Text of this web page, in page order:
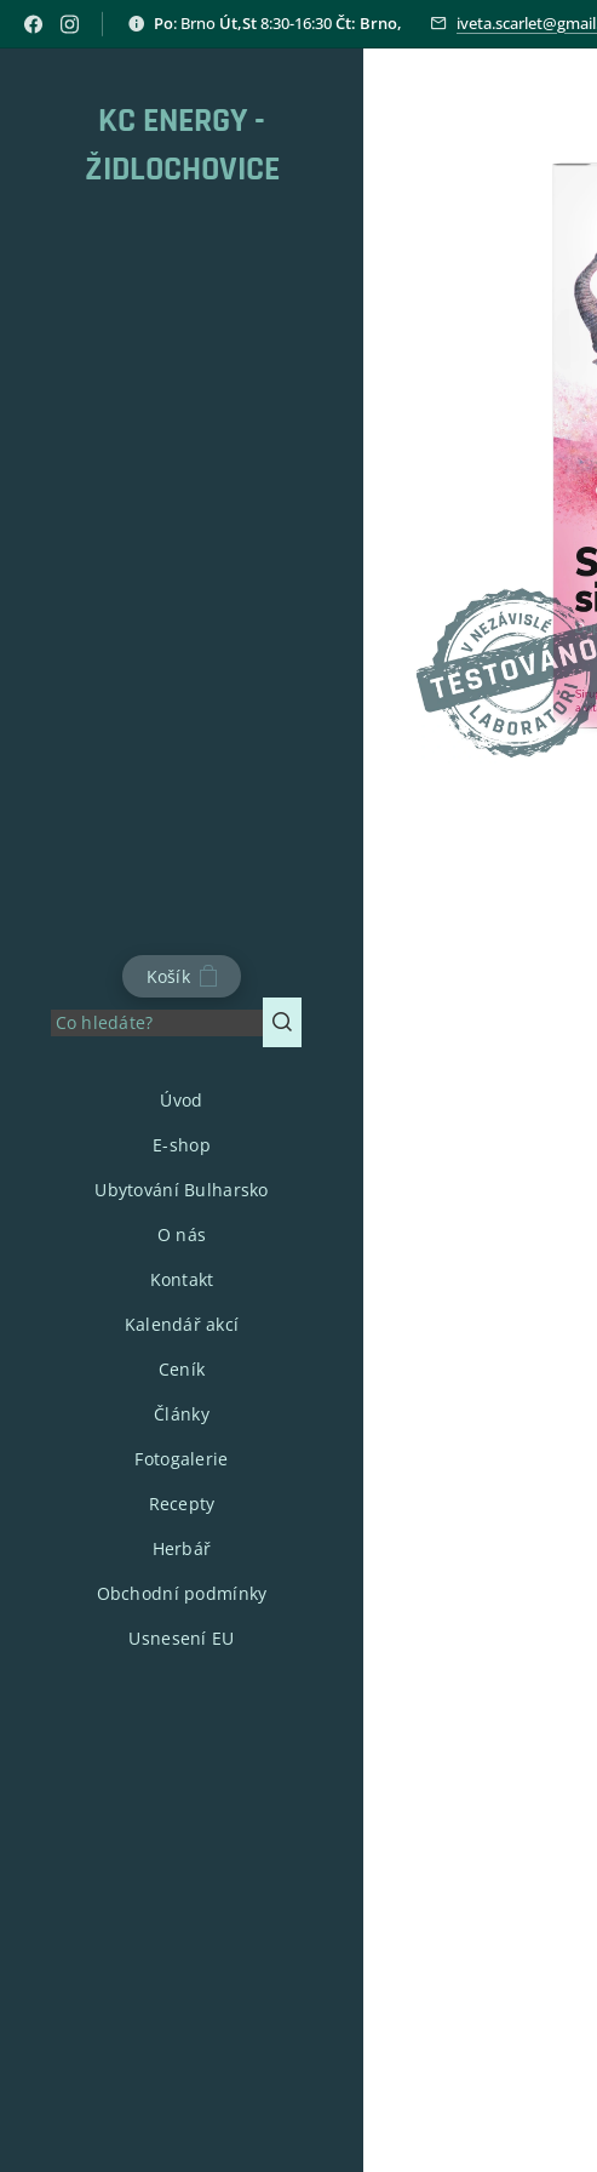
Po: Brno Út,St8:30-16:30Čt: Brno,
KC ENERGY -
ŽIDLOCHOVICE
Košík
Úvod
E-shop
Ubytování Bulharsko
O nás
Kontakt
Kalendář akcí
Ceník
Články
Fotogalerie
Recepty
Herbář
Obchodní podmínky
Usnesení EU